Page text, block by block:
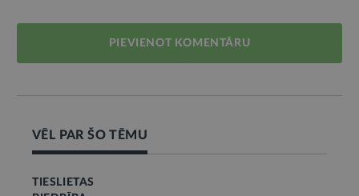
PIEVIENOT KOMENTĀRU
VĒL PAR ŠO TĒMU
TIESLIETAS